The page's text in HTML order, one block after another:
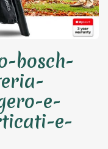
bosch-
e-
e-